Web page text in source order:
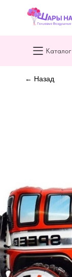
Каталог
← Назад